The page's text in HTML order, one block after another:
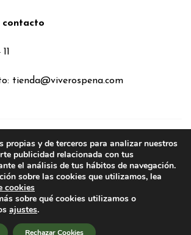
contacto
tienda@viverospena.com
Condiciones generales
Aviso legal
Política de Cookies
Política de privacidad
de privacidad en RRSS
. TODOS LOS DERECHOS RESERVADOS
propias y de terceros para analizar nuestros
publicidad relacionada con tus
el análisis de tus hábitos de navegación.
sobre las cookies que utilizamos, lea
cookies
sobre qué cookies utilizamos o
ajustes.
Rechazar Cookies